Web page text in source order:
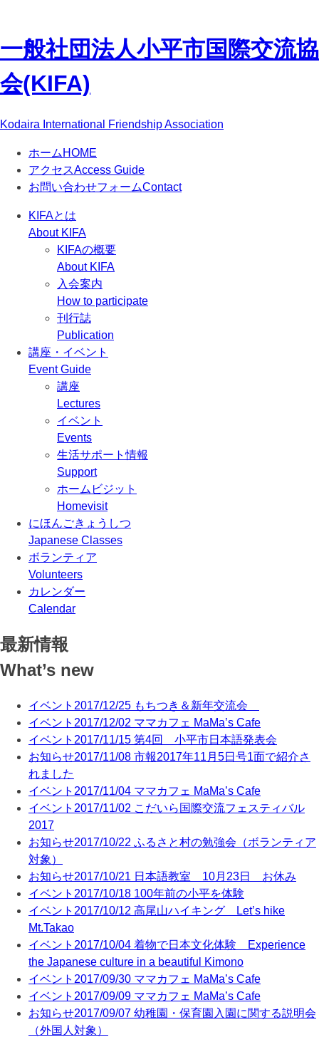
一般社団法人小平市国際交流協
会(KIFA)
Kodaira International Friendship Association
ホーム HOME
アクセスAccess Guide
お問い合わせフォームContact
KIFAとは
About KIFA
KIFAの概要
About KIFA
入会案内
How to participate
刊行誌
Publication
講座・イベント
Event Guide
講座
Lectures
イベント
Events
生活サポート情報
Support
ホームビジット
Homevisit
にほんごきょうしつ
Japanese Classes
ボランティア
Volunteers
カレンダー
Calendar
最新情報
What’s new
イベント 2017/12/25 もちつき＆新年交流会
イベント 2017/12/02 ママカフェ MaMa’s Cafe
イベント 2017/11/15 第4回 小平市日本語発表会
お知らせ2017/11/08 市報2017年11月5日号1面で紹介さ
れました
イベント 2017/11/04 ママカフェ MaMa’s Cafe
イベント 2017/11/02 こだいら国際交流フェスティバル
2017
お知らせ2017/10/22 ふるさと村の勉強会（ボランティア
対象）
お知らせ2017/10/21 日本語教室 10月23日 お休み
イベント 2017/10/18 100年前の小平を体験
イベント 2017/10/12 高尾山ハイキング Let’s hike
Mt.Takao
イベント 2017/10/04 着物で日本文化体験 Experience
the Japanese culture in a beautiful Kimono
イベント 2017/09/30 ママカフェ MaMa’s Cafe
イベント 2017/09/09 ママカフェ MaMa’s Cafe
お知らせ2017/09/07 幼稚園・保育園入園に関する説明会
（外国人対象）